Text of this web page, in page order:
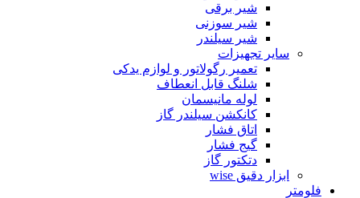
شیر برقی
شیر سوزنی
شیر سیلندر
سایر تجهیزات
تعمیر رگولاتور و لوازم یدکی
شلنگ قابل انعطاف
لوله مانیسمان
کانکشن سیلندر گاز
اتاق فشار
گیج فشار
دتکتور گاز
ابزار دقیق wise
فلومتر